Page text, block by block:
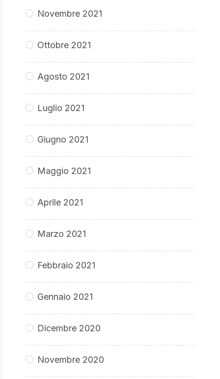
Novembre 2021
Ottobre 2021
Agosto 2021
Luglio 2021
Giugno 2021
Maggio 2021
Aprile 2021
Marzo 2021
Febbraio 2021
Gennaio 2021
Dicembre 2020
Novembre 2020